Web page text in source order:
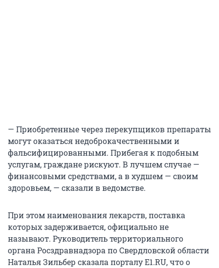
— Приобретенные через перекупщиков препараты
могут оказаться недоброкачественными и
фальсифицированными. Прибегая к подобным
услугам, граждане рискуют. В лучшем случае —
финансовыми средствами, а в худшем — своим
здоровьем, — сказали в ведомстве.
При этом наименования лекарств, поставка
которых задерживается, официально не
называют. Руководитель территориального
органа Росздравнадзора по Свердловской области
Наталья Зильбер сказала порталу E1.RU, что о